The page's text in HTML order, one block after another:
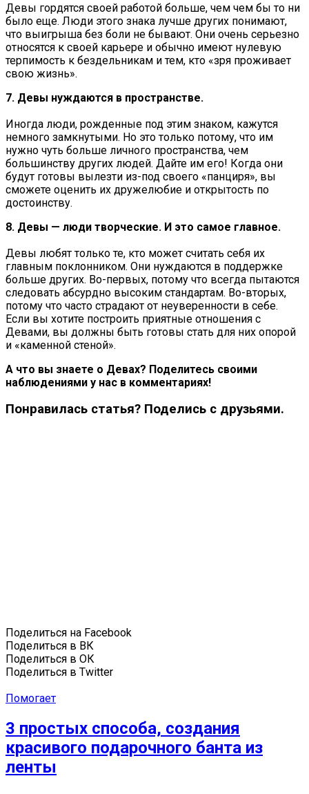
Девы гордятся своей работой больше, чем чем бы то ни
было еще. Люди этого знака лучше других понимают,
что выигрыша без боли не бывают. Они очень серьезно
относятся к своей карьере и обычно имеют нулевую
терпимость к бездельникам и тем, кто «зря проживает
свою жизнь».
7. Девы нуждаются в пространстве.
Иногда люди, рожденные под этим знаком, кажутся
немного замкнутыми. Но это только потому, что им
нужно чуть больше личного пространства, чем
большинству других людей. Дайте им его! Когда они
будут готовы вылезти из-под своего «панциря», вы
сможете оценить их дружелюбие и открытость по
достоинству.
8. Девы — люди творческие. И это самое главное.
Девы любят только те, кто может считать себя их
главным поклонником. Они нуждаются в поддержке
больше других. Во-первых, потому что всегда пытаются
следовать абсурдно высоким стандартам. Во-вторых,
потому что часто страдают от неуверенности в себе.
Если вы хотите построить приятные отношения с
Девами, вы должны быть готовы стать для них опорой
и «каменной стеной».
А что вы знаете о Девах? Поделитесь своими
наблюдениями у нас в комментариях!
Понравилась статья? Поделись с друзьями.
Поделиться на Facebook
Поделиться в ВК
Поделиться в ОК
Поделиться в Twitter
Помогает
3 простых способа, создания
красивого подарочного банта из
ленты